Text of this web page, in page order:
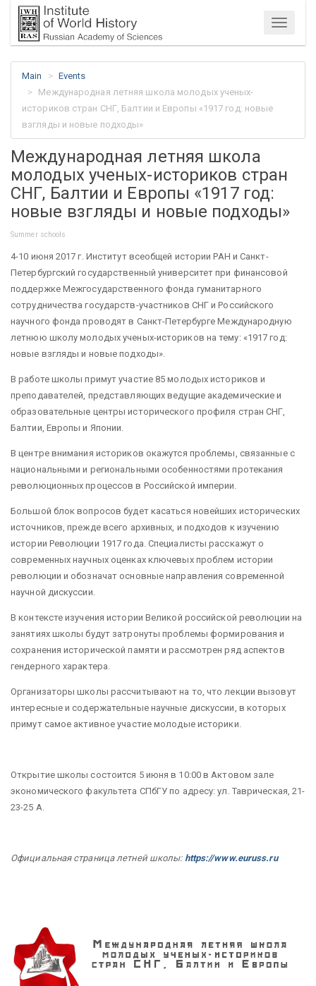
Menu
Main
Events
Международная летняя школа молодых ученых-
историков стран СНГ, Балтии и Европы «1917 год: новые
взгляды и новые подходы»
Международная летняя школа
молодых ученых-историков стран
СНГ, Балтии и Европы «1917 год:
новые взгляды и новые подходы»
Summer schools
4-10 июня 2017 г. Институт всеобщей истории РАН и Санкт-
Петербургский государственный университет при финансовой
поддержке Межгосударственного фонда гуманитарного
сотрудничества государств-участников СНГ и Российского
научного фонда проводят в Санкт-Петербурге Международную
летнюю школу молодых ученых-историков на тему: «1917 год:
новые взгляды и новые подходы».
В работе школы примут участие 85 молодых историков и
преподавателей, представляющих ведущие академические и
образовательные центры исторического профиля стран СНГ,
Балтии, Европы и Японии.
В центре внимания историков окажутся проблемы, связанные с
национальными и региональными особенностями протекания
революционных процессов в Российской империи.
Большой блок вопросов будет касаться новейших исторических
источников, прежде всего архивных, и подходов к изучению
истории Революции 1917 года. Специалисты расскажут о
современных научных оценках ключевых проблем истории
революции и обозначат основные направления современной
научной дискуссии.
В контексте изучения истории Великой российской революции на
занятиях школы будут затронуты проблемы формирования и
сохранения исторической памяти и рассмотрен ряд аспектов
гендерного характера.
Организаторы школы рассчитывают на то, что лекции вызовут
интересные и содержательные научные дискуссии, в которых
примут самое активное участие молодые историки.
Открытие школы состоится 5 июня в 10:00 в Актовом зале
экономического факультета СПбГУ по адресу: ул. Таврическая, 21-
23-25 А.
Официальная страница летней школы: https://www.euruss.ru